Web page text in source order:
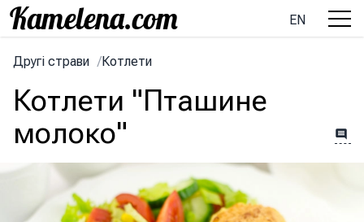
EN
Другі страви /Котлети
Котлети "Пташине
молоко"